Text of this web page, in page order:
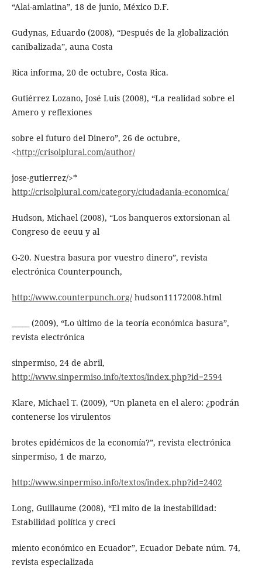
“Alai-amlatina”, 18 de junio, México D.F.
Gudynas, Eduardo (2008), “Después de la globalización
canibalizada”, auna Costa
Rica informa, 20 de octubre, Costa Rica.
Gutiérrez Lozano, José Luis (2008), “La realidad sobre el
Amero y reflexiones
sobre el futuro del Dinero”, 26 de octubre,
<http://crisolplural.com/author/
jose-gutierrez/>*
http://crisolplural.com/category/ciudadania-economica/
Hudson, Michael (2008), “Los banqueros extorsionan al
Congreso de eeuu y al
G-20. Nuestra basura por vuestro dinero”, revista
electrónica Counterpounch,
http://www.counterpunch.org/hudson11172008.html
_____ (2009), “Lo último de la teoría económica basura”,
revista electrónica
sinpermiso, 24 de abril,
http://www.sinpermiso.info/textos/index.php?id=2594
Klare, Michael T. (2009), “Un planeta en el alero: ¿podrán
contenerse los virulentos
brotes epidémicos de la economía?”, revista electrónica
sinpermiso, 1 de marzo,
http://www.sinpermiso.info/textos/index.php?id=2402
Long, Guillaume (2008), “El mito de la inestabilidad:
Estabilidad política y creci
miento económico en Ecuador”, Ecuador Debate núm. 74,
revista especializada